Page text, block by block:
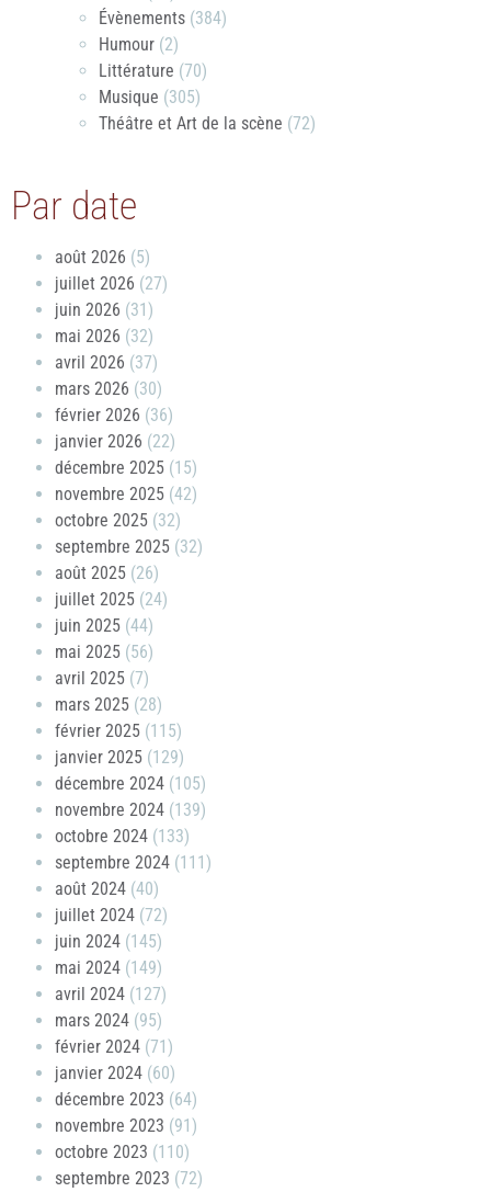
Évènements (384)
Humour (2)
Littérature (70)
Musique (305)
Théâtre et Art de la scène (72)
Par date
août 2026 (5)
juillet 2026 (27)
juin 2026 (31)
mai 2026 (32)
avril 2026 (37)
mars 2026 (30)
février 2026 (36)
janvier 2026 (22)
décembre 2025 (15)
novembre 2025 (42)
octobre 2025 (32)
septembre 2025 (32)
août 2025 (26)
juillet 2025 (24)
juin 2025 (44)
mai 2025 (56)
avril 2025 (7)
mars 2025 (28)
février 2025 (115)
janvier 2025 (129)
décembre 2024 (105)
novembre 2024 (139)
octobre 2024 (133)
septembre 2024 (111)
août 2024 (40)
juillet 2024 (72)
juin 2024 (145)
mai 2024 (149)
avril 2024 (127)
mars 2024 (95)
février 2024 (71)
janvier 2024 (60)
décembre 2023 (64)
novembre 2023 (91)
octobre 2023 (110)
septembre 2023 (72)